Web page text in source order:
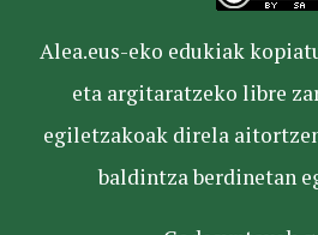
Alea.eus-eko edukiak
eta argitaratzeko libre
egiletzakoak direla
baldintza berdinetan